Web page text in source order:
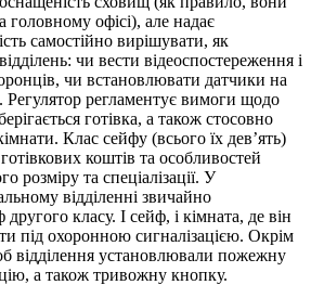
головному офісі), але надає
самостійно вирішувати, як
чи вести відеоспостереження і
чи встановлювати датчики на
Регулятор регламентує вимоги щодо
готівка, а також стосовно
Клас сейфу (всього їх дев’ять)
готівкових коштів та особливостей
розміру та спеціалізації. У
відділенні звичайно
класу. І сейф, і кімната, де він
під охоронною сигналізацією. Окрім
відділення установлювали пожежну
а також тривожну кнопку.